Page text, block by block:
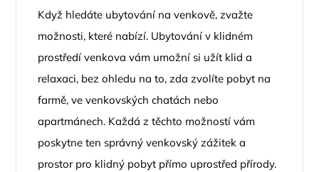
Když hledáte ubytování na venkově, zvažte
možnosti, které nabízí. Ubytování v klidném
prostředí venkova vám umožní si užít klid a
relaxaci, bez ohledu na to, zda zvolíte pobyt na
farmě, ve venkovských chatách nebo
apartmánech. Každá z těchto možností vám
poskytne ten správný venkovský zážitek a
prostor pro klidný pobyt přímo uprostřed přírody.